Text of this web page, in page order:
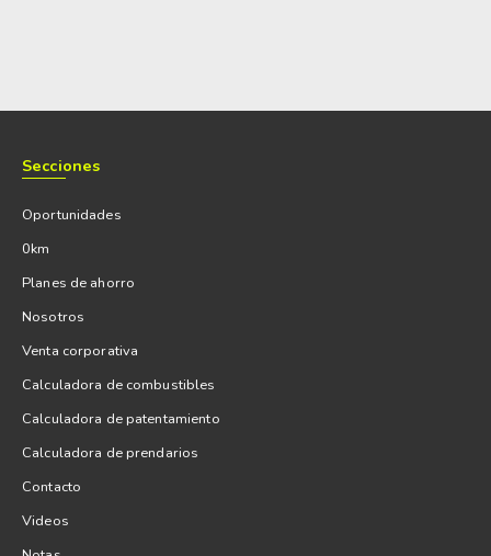
Secciones
Oportunidades
0km
Planes de ahorro
Nosotros
Venta corporativa
Calculadora de combustibles
Calculadora de patentamiento
Calculadora de prendarios
Contacto
Videos